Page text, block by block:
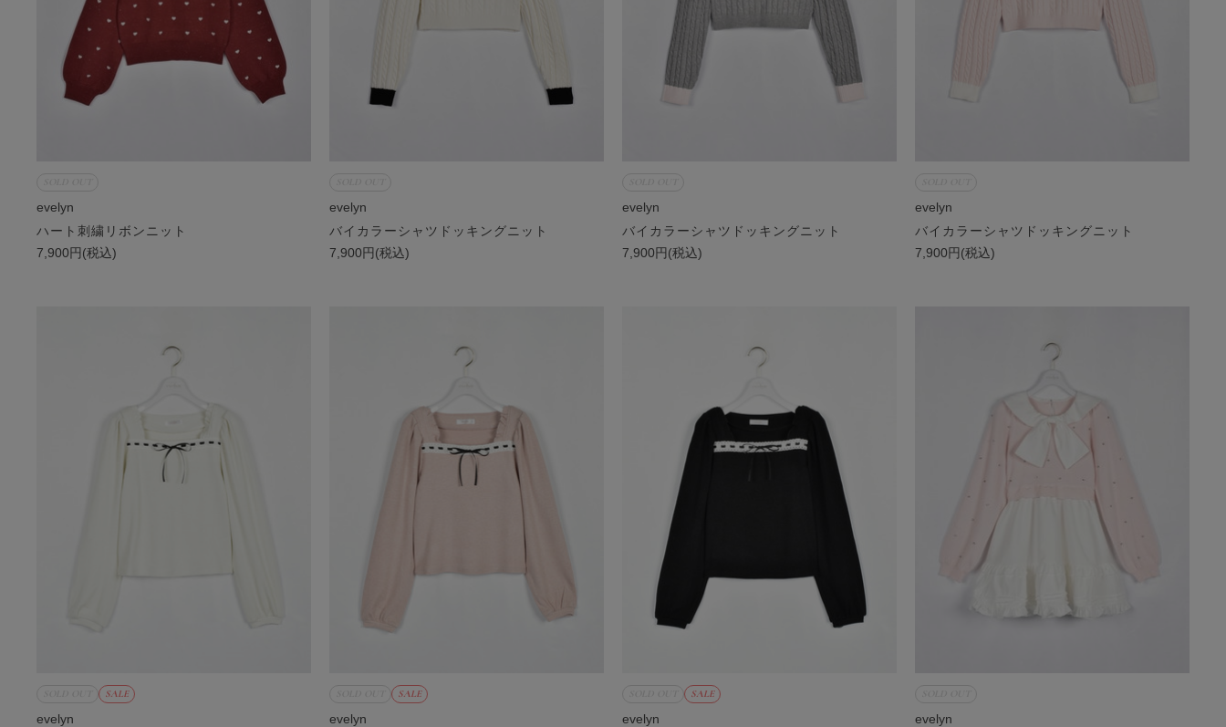
evelyn
ハート刺繍リボンニット
7,900円(税込)
evelyn
バイカラーシャツドッキングニット
7,900円(税込)
evelyn
バイカラーシャツドッキングニット
7,900円(税込)
evelyn
バイカラーシャツドッキングニット
7,900円(税込)
SALE
evelyn
SALE
evelyn
SALE
evelyn
evelyn